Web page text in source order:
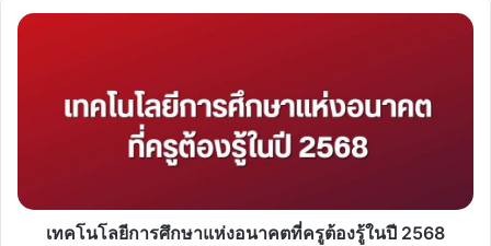
เทคโนโลยี
รู้
เทคโนโลยีการศึกษาแห่งอนาคตที่ครูต้องรู้ในปี 2568